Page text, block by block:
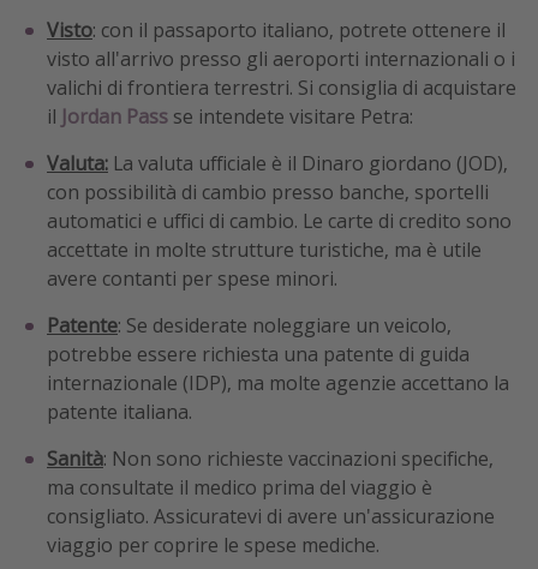
Visto: con il passaporto italiano, potrete ottenere il
visto all'arrivo presso gli aeroporti internazionali o i
valichi di frontiera terrestri. Si consiglia di acquistare
il Jordan Pass se intendete visitare Petra:
Valuta: La valuta ufficiale è il Dinaro giordano (JOD),
con possibilità di cambio presso banche, sportelli
automatici e uffici di cambio. Le carte di credito sono
accettate in molte strutture turistiche, ma è utile
avere contanti per spese minori.
Patente: Se desiderate noleggiare un veicolo,
potrebbe essere richiesta una patente di guida
internazionale (IDP), ma molte agenzie accettano la
patente italiana.
Sanità: Non sono richieste vaccinazioni specifiche,
ma consultate il medico prima del viaggio è
consigliato. Assicuratevi di avere un'assicurazione
viaggio per coprire le spese mediche.